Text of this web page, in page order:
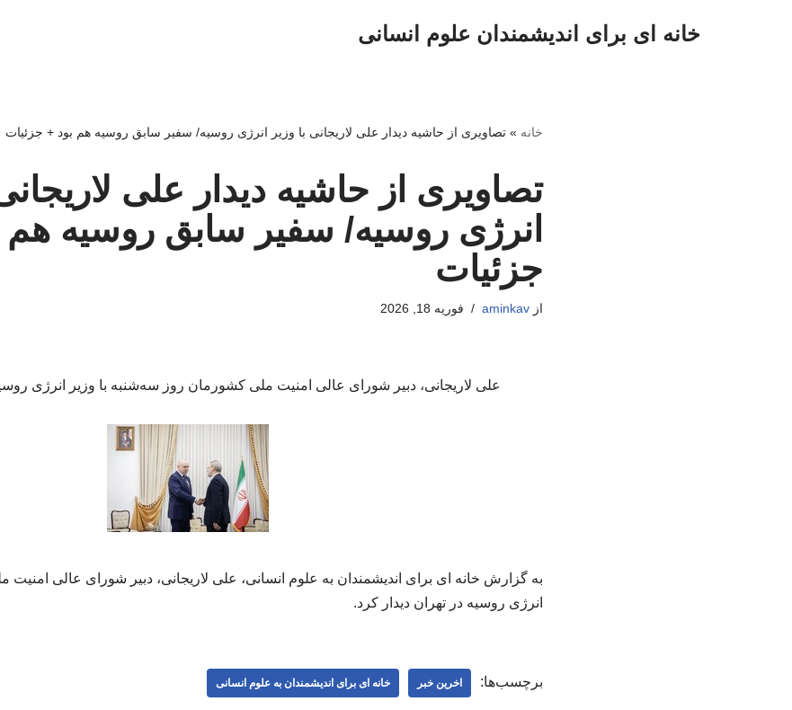
خانه ای برای اندیشمندان علوم انسانی
خانه »تصاویری از حاشیه دیدار علی لاریجانی با وزیر انرژی روسیه/ سفیر سابق روسیه هم بود + جزئیات
تصاویری از حاشیه دیدار علی لاریجانی
انرژی روسیه/ سفیر سابق روسیه هم
جزئیات
ازaminkav فوریه 18, 2026
علی لاریجانی، دبیر شورای عالی امنیت ملی کشورمان روز سه‌شنبه با وزیر انرژی
به گزارش خانه ای برای اندیشمندان به علوم انسانی، علی لاریجانی، دبیر شورای عالی امنیت
انرژی روسیه در تهران دیدار کرد.
برچسب‌ها: اخرین خبر خانه ای برای اندیشمندان به علوم انسانی